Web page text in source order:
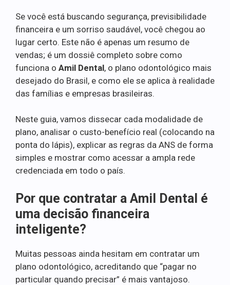
Se você está buscando segurança, previsibilidade
financeira e um sorriso saudável, você chegou ao
lugar certo. Este não é apenas um resumo de
vendas; é um dossiê completo sobre como
funciona o Amil Dental, o plano odontológico mais
desejado do Brasil, e como ele se aplica à realidade
das famílias e empresas brasileiras.
Neste guia, vamos dissecar cada modalidade de
plano, analisar o custo-benefício real (colocando na
ponta do lápis), explicar as regras da ANS de forma
simples e mostrar como acessar a ampla rede
credenciada em todo o país.
Por que contratar a Amil Dental é
uma decisão financeira
inteligente?
Muitas pessoas ainda hesitam em contratar um
plano odontológico, acreditando que “pagar no
particular quando precisar” é mais vantajoso.